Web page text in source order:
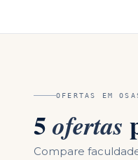
OFERTAS EM
5ofertas
Compare